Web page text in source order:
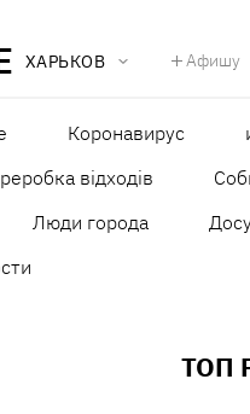
ХАРЬКОВ Афишу
Коронавирус
відходів
Люди города
ТОП